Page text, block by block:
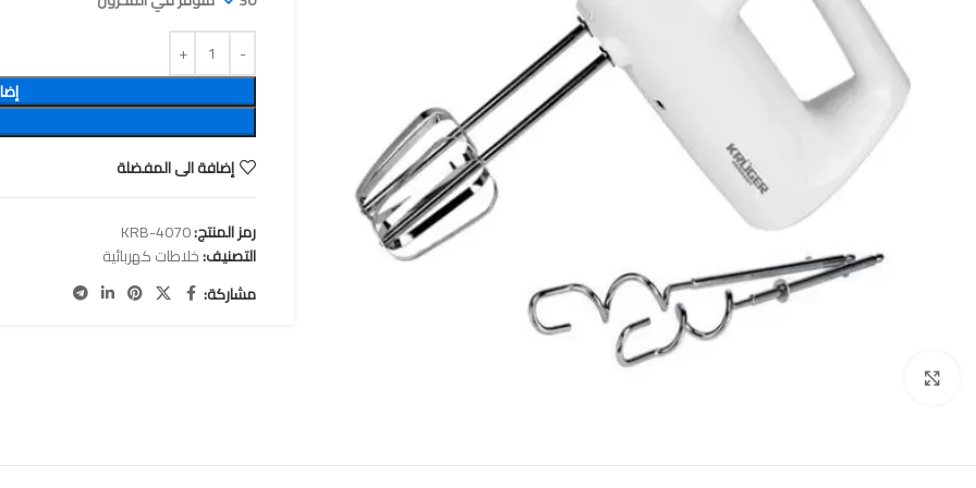
إضافة الى المفضلة
رمز المنتج:KRB-4070
التصنيف:خلاطات كهربائية
مشاركة: